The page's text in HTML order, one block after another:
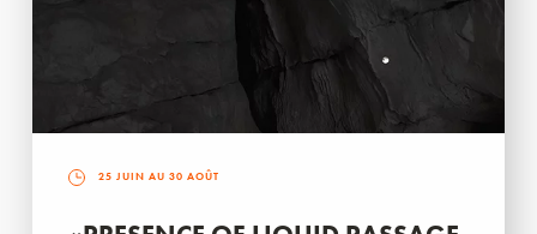
25 JUIN AU 30 AOÛT